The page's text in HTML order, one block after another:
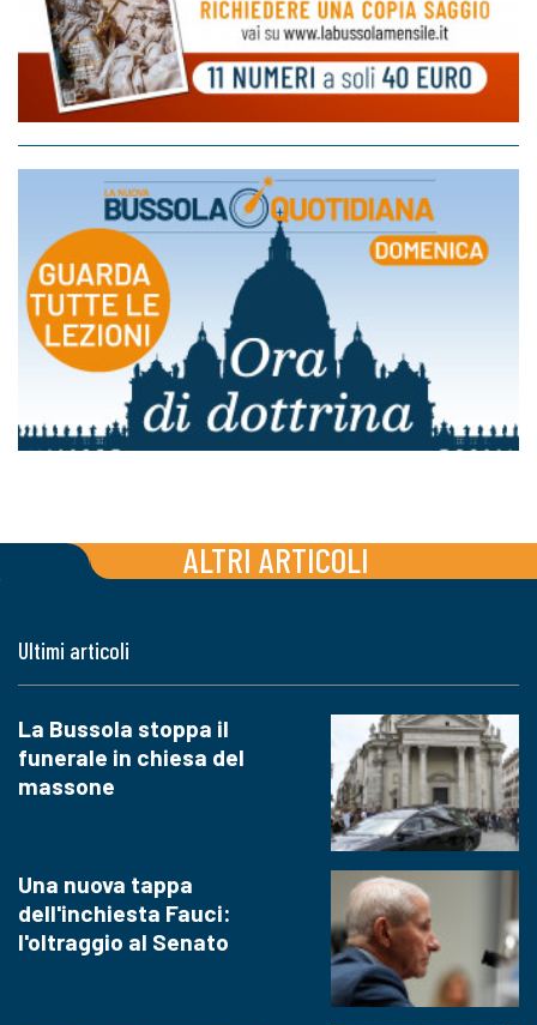
ALTRI ARTICOLI
Ultimi articoli
La Bussola stoppa il
funerale in chiesa del
massone
Una nuova tappa
dell'inchiesta Fauci:
l'oltraggio al Senato